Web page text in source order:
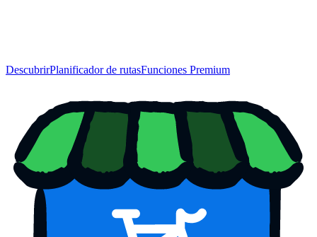
DescubrirPlanificador de rutasFunciones Premium